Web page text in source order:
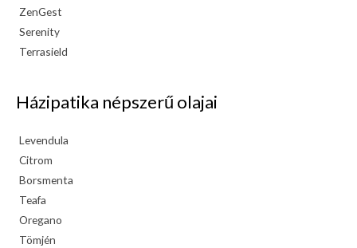
ZenGest
Serenity
Terrasield
Házipatika népszerű olajai
Levendula
Citrom
Borsmenta
Teafa
Oregano
Tömjén